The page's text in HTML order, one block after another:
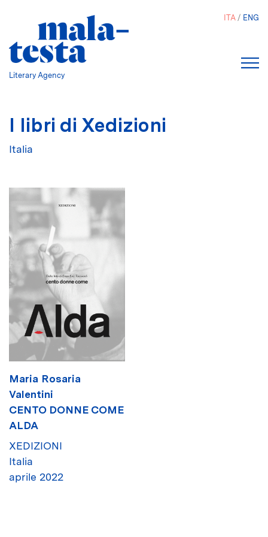
Literary Agency
ITA ENG
I libri di Xedizioni
Italia
Maria Rosaria
Valentini
CENTO DONNE COME
ALDA
XEDIZIONI
Italia
aprile 2022